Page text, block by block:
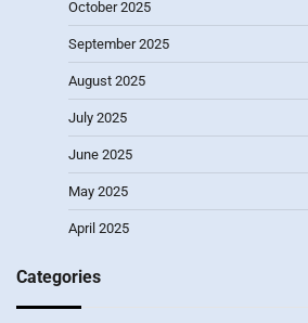
October 2025
September 2025
August 2025
July 2025
June 2025
May 2025
April 2025
Categories